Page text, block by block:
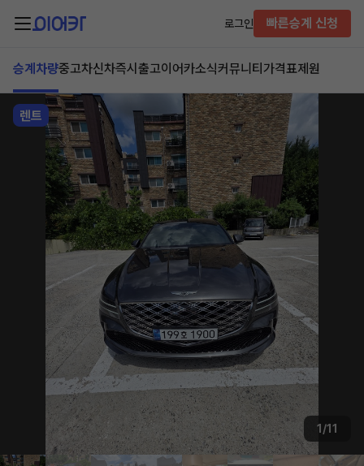
로그인 빠른승계 신청
승계차량중고차신차즉시출고이어카소식커뮤니티 가격표제원
렌트
1/11